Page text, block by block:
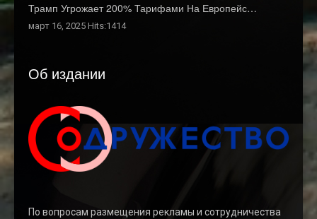
Трамп Угрожает 200% Тарифами На Европейс…
март 16, 2025 Hits:1414
Об издании
По вопросам размещения рекламы и сотрудничества